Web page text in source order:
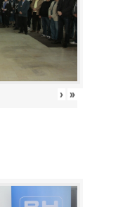
› »